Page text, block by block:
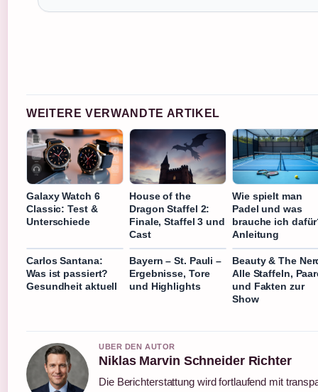
WEITERE VERWANDTE ARTIKEL
Galaxy Watch 6
Classic: Test &
Unterschiede
House of the
Dragon Staffel 2:
Finale, Staffel 3 und
Cast
Wie spielt man
Padel und was
brauche ich
Anleitung
Carlos Santana:
Was ist passiert?
Gesundheit aktuell
Bayern – St. Pauli –
Ergebnisse, Tore
und Highlights
Beauty & The
Alle Staffeln,
und Fakten zur
Show
UBER DEN AUTOR
Niklas Marvin Schneider Richter
Die Berichterstattung wird fortlaufend mit